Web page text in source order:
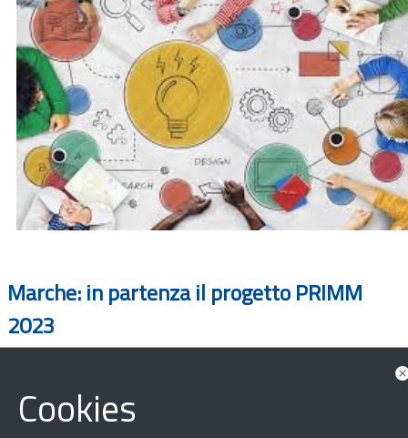
Marche: in partenza il progetto PRIMM
2023
Cookies